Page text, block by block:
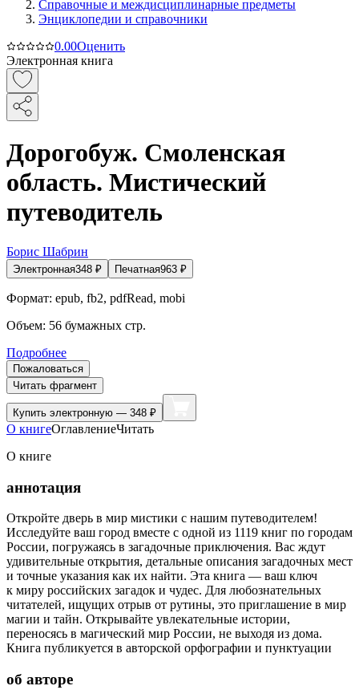
Справочные и междисциплинарные предметы
Энциклопедии и справочники
0.00Оценить
Электронная книга
Дорогобуж. Смоленская
область. Мистический
путеводитель
Борис Шабрин
Электронная348 ₽ Печатная963 ₽
Формат: epub, fb2, pdfRead, mobi
Объем: 56 бумажных стр.
Подробнее
Пожаловаться
Читать фрагмент
Купить электронную — 348 ₽
О книгеОглавлениеЧитать
О книге
аннотация
Откройте дверь в мир мистики с нашим путеводителем!
Исследуйте ваш город вместе с одной из 1119 книг по городам
России, погружаясь в загадочные приключения. Вас ждут
удивительные открытия, детальные описания загадочных мест
и точные указания как их найти. Эта книга — ваш ключ
к миру российских загадок и чудес. Для любознательных
читателей, ищущих отрыв от рутины, это приглашение в мир
магии и тайн. Открывайте увлекательные истории,
переносясь в магический мир России, не выходя из дома.
Книга публикуется в авторской орфографии и пунктуации
об авторе